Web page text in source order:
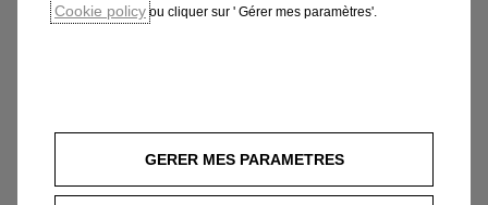
et offre des fonctions qui te permettent de satisfaire
Cookie policy ou cliquer sur ' Gérer mes paramètres'.
GERER MES PARAMETRES